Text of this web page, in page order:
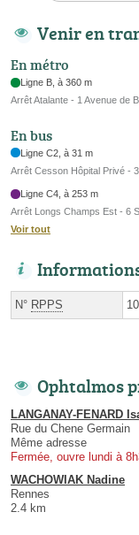
Venir en
En métro
Ligne B, à 360 m
Arrêt Atalante - 1 Avenue de
En bus
Ligne C2, à 31 m
Arrêt Cesson Hôpital Privé -
Ligne C4, à 253 m
Arrêt Longs Champs Est - 6
Voir tout
N° RPPS
Ophtalmos
LANGANAY-FENARD
Rue du Chene Germain
Même adresse
Fermée, ouvre lundi à
WACHOWIAK Nadine
Rennes
2.4 km